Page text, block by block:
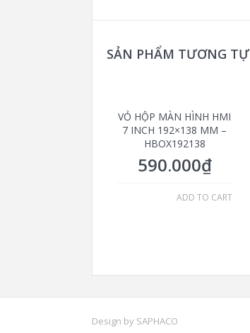
SẢN PHẨM TƯƠNG TỰ
VỎ HỘP MÀN HÌNH HMI
7 INCH 192×138 MM –
HBOX192138
590.000₫
ADD TO CART
Design by SAPHACO